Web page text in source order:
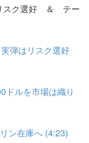
スク選好 ＆ テー
弾はリスク選好
ドルを市場は織り
ン在庫へ (4:23)